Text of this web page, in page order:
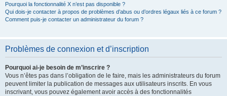
Pourquoi la fonctionnalité X n’est pas disponible ?
Qui dois-je contacter à propos de problèmes d’abus ou d’ordres légaux liés à ce forum ?
Comment puis-je contacter un administrateur du forum ?
Problèmes de connexion et d’inscription
Pourquoi ai-je besoin de m’inscrire ?
Vous n’êtes pas dans l’obligation de le faire, mais les administrateurs du forum
peuvent limiter la publication de messages aux utilisateurs inscrits. En vous
inscrivant, vous pouvez également avoir accès à des fonctionnalités